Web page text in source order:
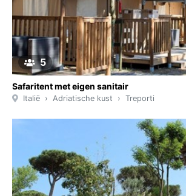
5
Safaritent met eigen sanitair
Italië Adriatische kust Treporti